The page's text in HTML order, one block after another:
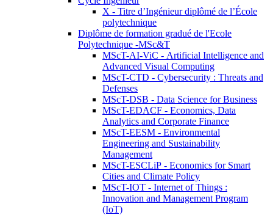
X - Titre d’Ingénieur diplômé de l’École
polytechnique
Diplôme de formation gradué de l'Ecole
Polytechnique -MSc&T
MScT-AI-ViC - Artificial Intelligence and
Advanced Visual Computing
MScT-CTD - Cybersecurity : Threats and
Defenses
MScT-DSB - Data Science for Business
MScT-EDACF - Economics, Data
Analytics and Corporate Finance
MScT-EESM - Environmental
Engineering and Sustainability
Management
MScT-ESCLiP - Economics for Smart
Cities and Climate Policy
MScT-IOT - Internet of Things :
Innovation and Management Program
(IoT)